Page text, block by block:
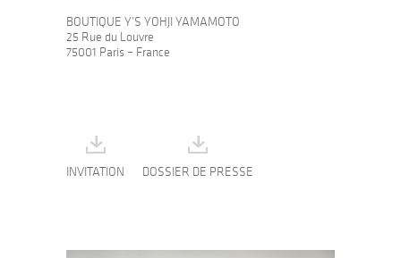
BOUTIQUE Y’S YOHJI YAMAMOTO
25 Rue du Louvre
75001 Paris – France
INVITATION DOSSIER DE PRESSE